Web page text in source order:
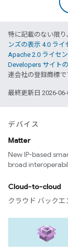
特に記載のない限
ンズの表示 4.0 ライ
Apache 2.0 ライセ
Developers サイト
連会社の登録商標で
最終更新日 2026-06-
デバイス
Matter
New IP-based
broad
Cloud-to-cloud
クラウド バック